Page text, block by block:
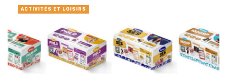
ACTIVITÉS ET LOISIRS